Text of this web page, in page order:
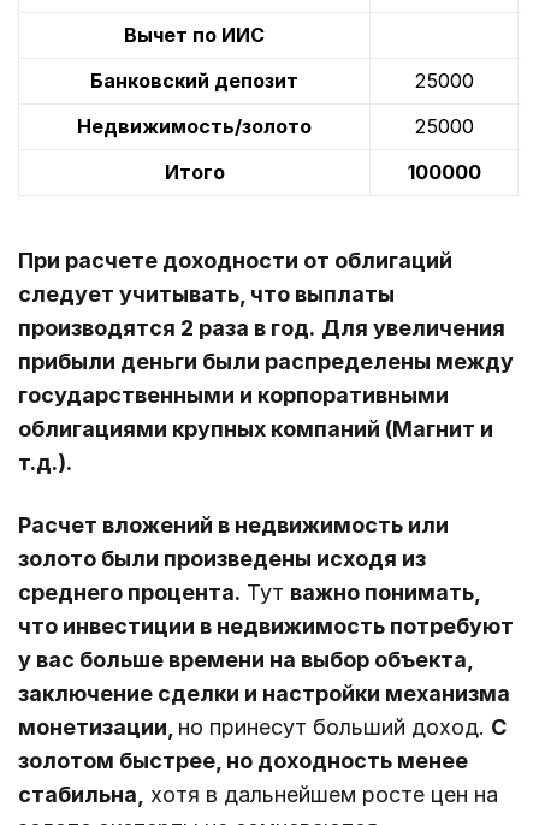
Вычет по ИИС
Банковский депозит
25000
Недвижимость/золото
25000
Итого
100000
При расчете доходности от облигаций
следует учитывать, что выплаты
производятся 2 раза в год. Для увеличения
прибыли деньги были распределены между
государственными и корпоративными
облигациями крупных компаний (Магнит и
т.д.).
Расчет вложений в недвижимость или
золото были произведены исходя из
среднего процента. Тут важно понимать,
что инвестиции в недвижимость потребуют
у вас больше времени на выбор объекта,
заключение сделки и настройки механизма
монетизации, но принесут больший доход. С
золотом быстрее, но доходность менее
стабильна,
хотя в дальнейшем росте цен на